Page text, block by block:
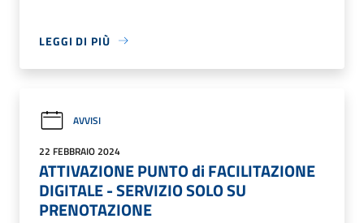
LEGGI DI PIÙ
AVVISI
22 FEBBRAIO 2024
ATTIVAZIONE PUNTO di FACILITAZIONE
DIGITALE - SERVIZIO SOLO SU
PRENOTAZIONE